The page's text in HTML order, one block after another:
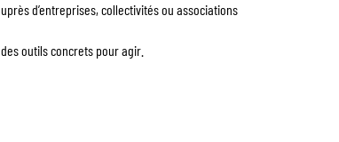
d’entreprises, collectivités ou associations
outils concrets pour agir.